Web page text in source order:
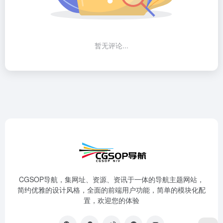
暂无评论...
CGSOP导航，集网址、资源、资讯于一体的导航主题网站，
简约优雅的设计风格，全面的前端用户功能，简单的模块化配
置，欢迎您的体验